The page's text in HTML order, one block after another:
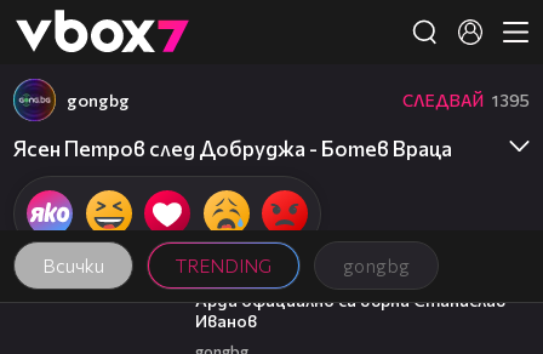
👾
Всички TRENDING gongbg
gongbg СЛЕДВАЙ 1395
Ясен Петров след Добруджа - Ботев Враца
00:19
Арда официално си върна Станислав
Иванов